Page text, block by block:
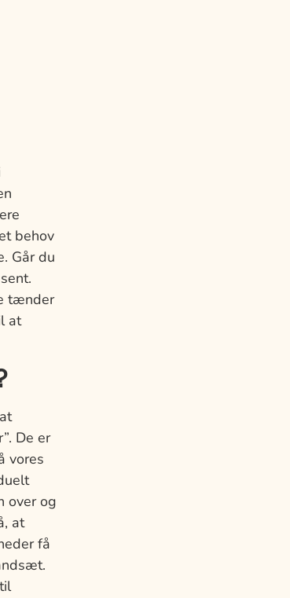
behov
Går du
tænder
at
De er
vores
over og
at
få